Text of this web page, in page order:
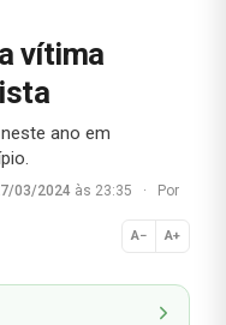
vítima
ano em
03/2024 às 23:35 ·
Por
A− A+
Normal